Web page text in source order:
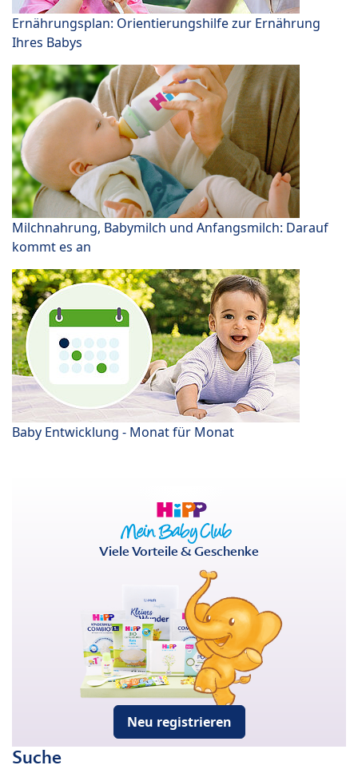
Ernährungsplan: Orientierungshilfe zur Ernährung
Ihres Babys
Milchnahrung, Babymilch und Anfangsmilch: Darauf
kommt es an
Baby Entwicklung - Monat für Monat
Viele Vorteile & Geschenke
Neu registrieren
Suche